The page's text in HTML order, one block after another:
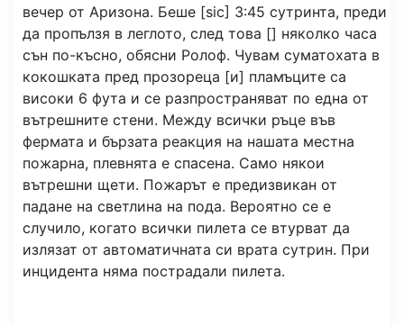
вечер от Аризона. Беше [sic] 3:45 сутринта, преди
да пропълзя в леглото, след това [] няколко часа
сън по-късно, обясни Ролоф. Чувам суматохата в
кокошката пред прозореца [и] пламъците са
високи 6 фута и се разпространяват по една от
вътрешните стени. Между всички ръце във
фермата и бързата реакция на нашата местна
пожарна, плевнята е спасена. Само някои
вътрешни щети. Пожарът е предизвикан от
падане на светлина на пода. Вероятно се е
случило, когато всички пилета се втурват да
излязат от автоматичната си врата сутрин. При
инцидента няма пострадали пилета.